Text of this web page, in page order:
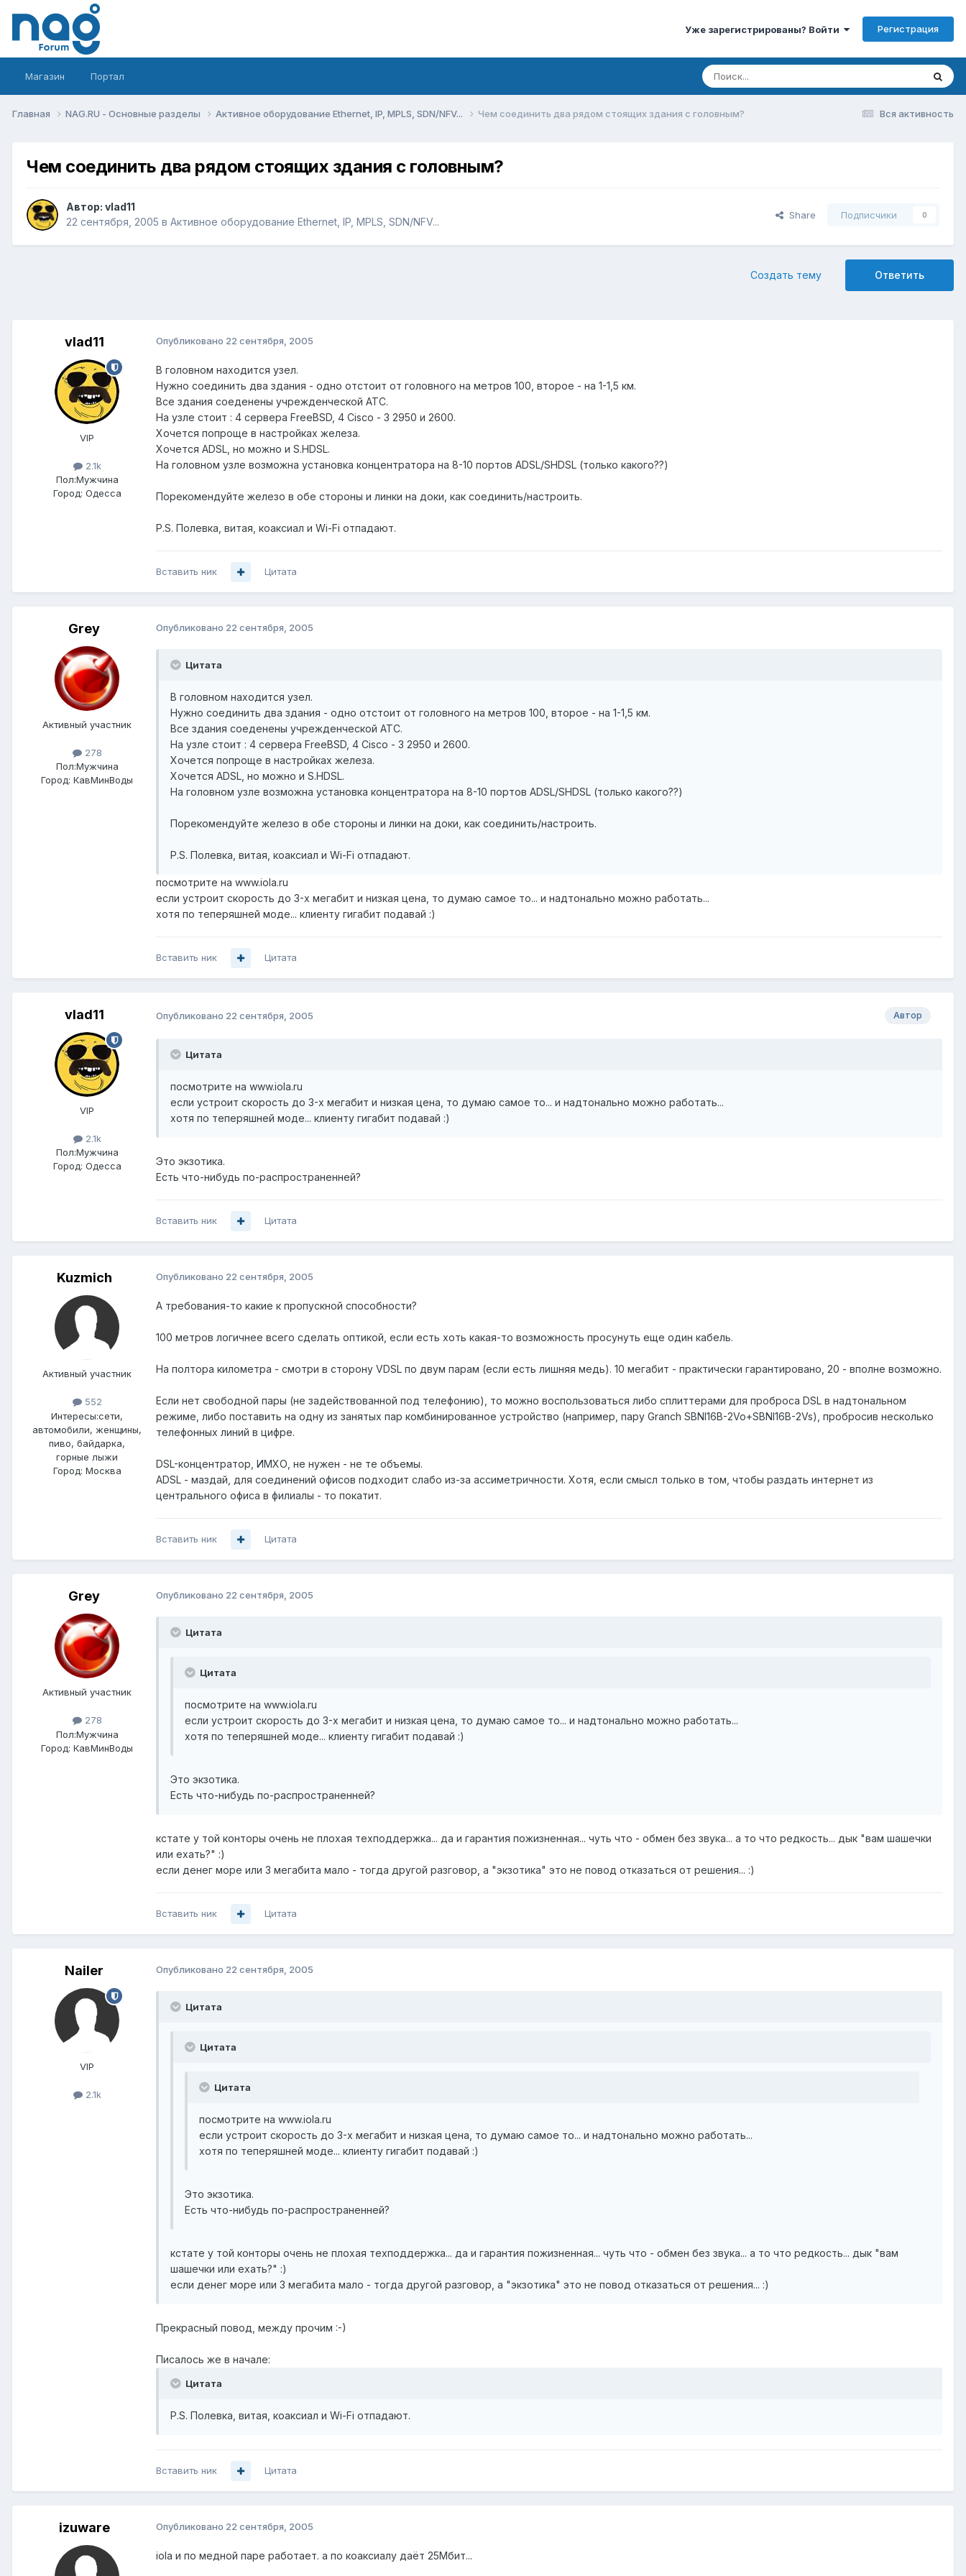
Уже зарегистрированы? Войти Регистрация
Магазин Портал
Вся активность
Главная NAG.RU - Основные разделы Активное оборудование Ethernet, IP, MPLS, SDN/NFV... Чем соединить два рядом стоящих здания с головным?
Чем соединить два рядом стоящих здания с головным?
Автор: vlad11
22 сентября, 2005 в Активное оборудование Ethernet, IP, MPLS, SDN/NFV...
Share Подписчики 0
Ответить
Создать тему
vlad11
VIP
2.1k
Пол:Мужчина
Город: Одесса
Опубликовано 22 сентября, 2005
В головном находится узел.
Нужно соединить два здания - одно отстоит от головного на метров 100, второе - на 1-1,5 км.
Все здания соеденены учрежденческой АТС.
На узле стоит : 4 сервера FreeBSD, 4 Cisco - 3 2950 и 2600.
Хочется попроще в настройках железа.
Хочется ADSL, но можно и S.HDSL.
На головном узле возможна установка концентратора на 8-10 портов ADSL/SHDSL (только какого??)
Порекомендуйте железо в обе стороны и линки на доки, как соединить/настроить.
P.S. Полевка, витая, коаксиал и Wi-Fi отпадают.
Вставить ник Цитата
Grey
Активный участник
278
Пол:Мужчина
Город: КавМинВоды
Опубликовано 22 сентября, 2005
Цитата
В головном находится узел.
Нужно соединить два здания - одно отстоит от головного на метров 100, второе - на 1-1,5 км.
Все здания соеденены учрежденческой АТС.
На узле стоит : 4 сервера FreeBSD, 4 Cisco - 3 2950 и 2600.
Хочется попроще в настройках железа.
Хочется ADSL, но можно и S.HDSL.
На головном узле возможна установка концентратора на 8-10 портов ADSL/SHDSL (только какого??)
Порекомендуйте железо в обе стороны и линки на доки, как соединить/настроить.
P.S. Полевка, витая, коаксиал и Wi-Fi отпадают.
посмотрите на www.iola.ru
если устроит скорость до 3-х мегабит и низкая цена, то думаю самое то... и надтонально можно работать...
хотя по теперяшней моде... клиенту гигабит подавай :)
Вставить ник Цитата
vlad11
VIP
2.1k
Пол:Мужчина
Город: Одесса
Автор
Опубликовано 22 сентября, 2005
Цитата
посмотрите на www.iola.ru
если устроит скорость до 3-х мегабит и низкая цена, то думаю самое то... и надтонально можно работать...
хотя по теперяшней моде... клиенту гигабит подавай :)
Это экзотика.
Есть что-нибудь по-распространенней?
Вставить ник Цитата
Kuzmich
Активный участник
552
Интересы:сети,
автомобили, женщины,
пиво, байдарка,
горные лыжи
Город: Москва
Опубликовано 22 сентября, 2005
А требования-то какие к пропускной способности?
100 метров логичнее всего сделать оптикой, если есть хоть какая-то возможность просунуть еще один кабель.
На полтора километра - смотри в сторону VDSL по двум парам (если есть лишняя медь). 10 мегабит - практически гарантировано, 20 - вполне возможно.
Если нет свободной пары (не задействованной под телефонию), то можно воспользоваться либо сплиттерами для проброса DSL в надтональном
режиме, либо поставить на одну из занятых пар комбинированное устройство (например, пару Granch SBNI16B-2Vo+SBNI16B-2Vs), пробросив несколько
телефонных линий в цифре.
DSL-концентратор, ИМХО, не нужен - не те объемы.
ADSL - маздай, для соединений офисов подходит слабо из-за ассиметричности. Хотя, если смысл только в том, чтобы раздать интернет из
центрального офиса в филиалы - то покатит.
Вставить ник Цитата
Grey
Активный участник
278
Пол:Мужчина
Город: КавМинВоды
Опубликовано 22 сентября, 2005
Цитата
Цитата
посмотрите на www.iola.ru
если устроит скорость до 3-х мегабит и низкая цена, то думаю самое то... и надтонально можно работать...
хотя по теперяшней моде... клиенту гигабит подавай :)
Это экзотика.
Есть что-нибудь по-распространенней?
кстате у той конторы очень не плохая техподдержка... да и гарантия пожизненная... чуть что - обмен без звука... а то что редкость... дык "вам шашечки
или ехать?" :)
если денег море или 3 мегабита мало - тогда другой разговор, а "экзотика" это не повод отказаться от решения... :)
Вставить ник Цитата
Nailer
VIP
2.1k
Опубликовано 22 сентября, 2005
Цитата
Цитата
Цитата
посмотрите на www.iola.ru
если устроит скорость до 3-х мегабит и низкая цена, то думаю самое то... и надтонально можно работать...
хотя по теперяшней моде... клиенту гигабит подавай :)
Это экзотика.
Есть что-нибудь по-распространенней?
кстате у той конторы очень не плохая техподдержка... да и гарантия пожизненная... чуть что - обмен без звука... а то что редкость... дык "вам
шашечки или ехать?" :)
если денег море или 3 мегабита мало - тогда другой разговор, а "экзотика" это не повод отказаться от решения... :)
Прекрасный повод, между прочим :-)
Писалось же в начале:
Цитата
P.S. Полевка, витая, коаксиал и Wi-Fi отпадают.
Вставить ник Цитата
izuware Опубликовано 22 сентября, 2005
iola и по медной паре работает. а по коаксиалу даёт 25Мбит...